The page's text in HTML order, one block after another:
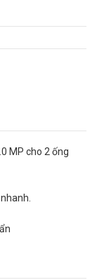
MP cho 2 ống